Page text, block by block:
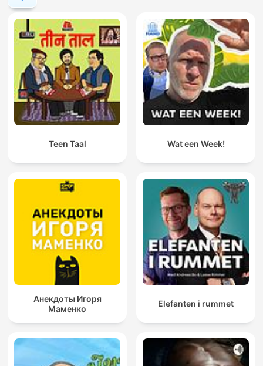
Teen Taal Wat een Week!
Анекдоты Игоря
Маменко
Elefanten i rummet